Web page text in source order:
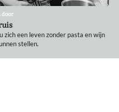
door
zich een leven zonder pasta en wijn
stellen.